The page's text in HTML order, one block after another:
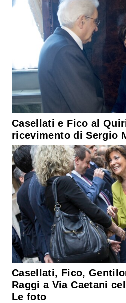
Casellati e Fico al
ricevimento di Sergio
Casellati, Fico,
Raggi a Via Caetani
Le foto